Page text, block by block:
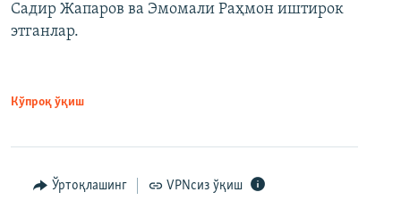
Садир Жапаров ва Эмомали Раҳмон иштирок
этганлар.
Кўпроқ ўқиш
Ўртоқлашинг VPNсиз ўқиш